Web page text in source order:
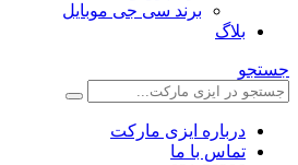
برند سی جی موبایل
بلاگ
جستجو
درباره ایزی مارکت
تماس با ما